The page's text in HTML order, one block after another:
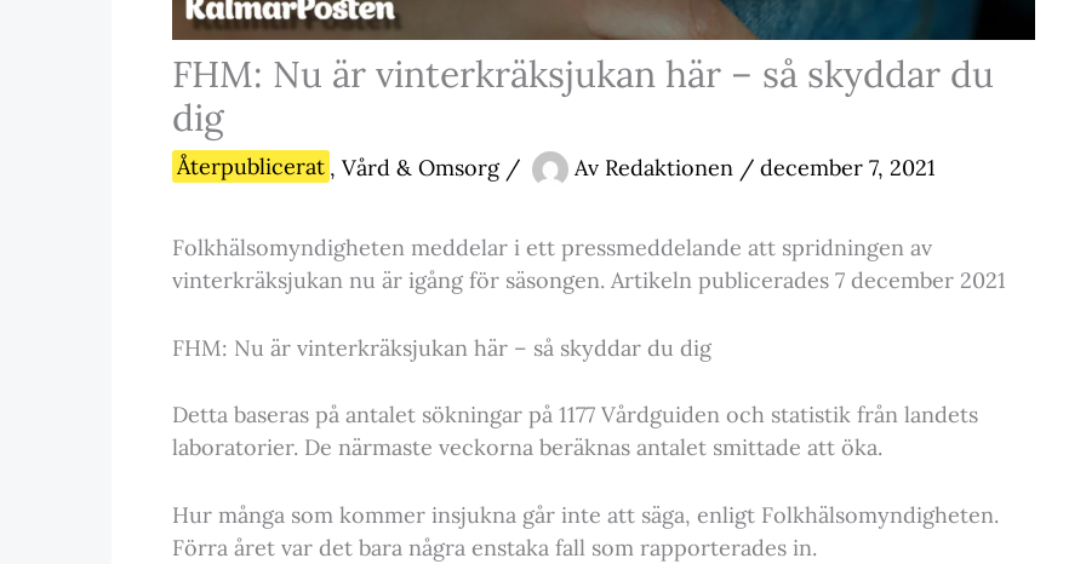
FHM: Nu är vinterkräksjukan här – så skyddar du
dig
Återpublicerat , Vård & Omsorg/ Av Redaktionen / december 7, 2021
Folkhälsomyndigheten meddelar i ett pressmeddelande att spridningen av
vinterkräksjukan nu är igång för säsongen. Artikeln publicerades 7 december 2021
FHM: Nu är vinterkräksjukan här – så skyddar du dig
Detta baseras på antalet sökningar på 1177 Vårdguiden och statistik från landets
laboratorier. De närmaste veckorna beräknas antalet smittade att öka.
Hur många som kommer insjukna går inte att säga, enligt Folkhälsomyndigheten.
Förra året var det bara några enstaka fall som rapporterades in.